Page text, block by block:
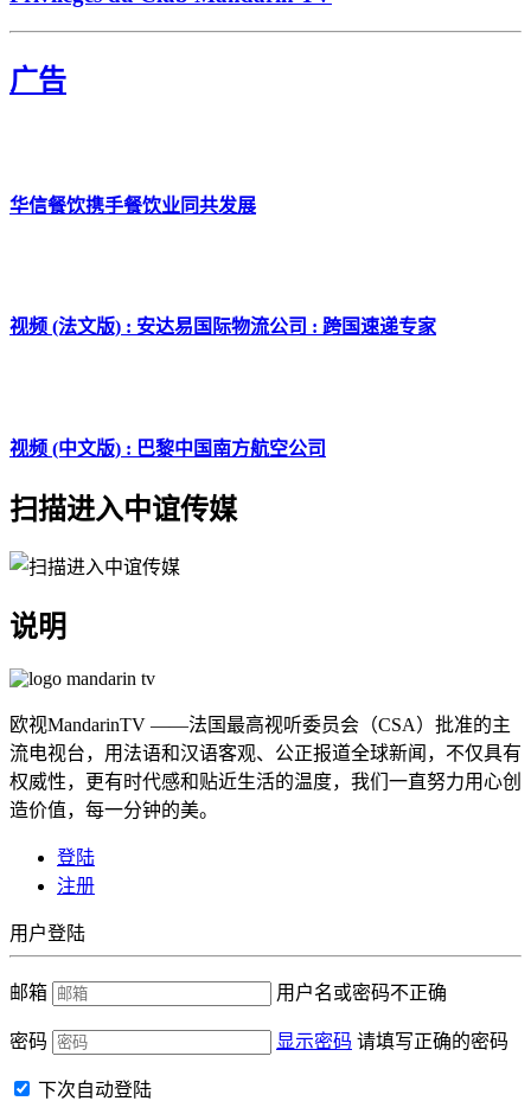
广告
华信餐饮携手餐饮业同共发展
视频 (法文版) : 安达易国际物流公司 : 跨国速递专家
视频 (中文版) : 巴黎中国南方航空公司
扫描进入中谊传媒
说明
欧视MandarinTV ——法国最高视听委员会（CSA）批准的主
流电视台，用法语和汉语客观、公正报道全球新闻，不仅具有
权威性，更有时代感和贴近生活的温度，我们一直努力用心创
造价值，每一分钟的美。
登陆
注册
用户登陆
邮箱 用户名或密码不正确
密码 显示密码 请填写正确的密码
下次自动登陆